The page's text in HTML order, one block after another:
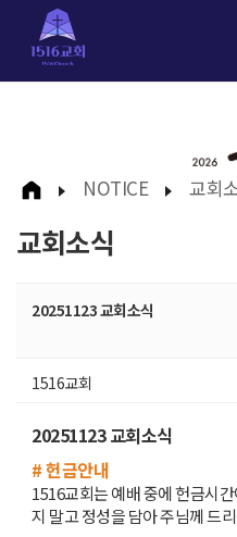
NOTICE 교회
교회소식
20251123 교회소식
1516교회
20251123 교회소식
# 헌금안내
1516교회는 예배 중에 헌금시
지 말고 정성을 담아 주님께 드